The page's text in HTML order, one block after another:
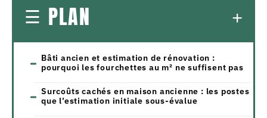
PLAN
Bâti ancien et estimation de rénovation :
pourquoi les fourchettes au m² ne suffisent pas
Surcoûts cachés en maison ancienne : les postes
que l’estimation initiale sous-évalue